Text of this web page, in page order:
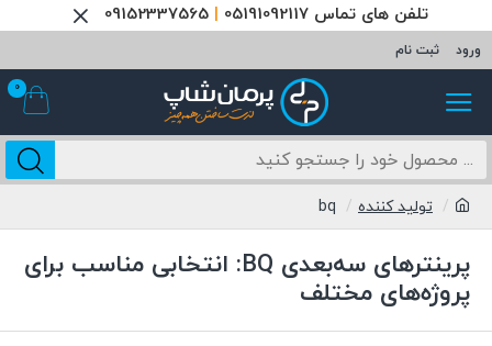
تلفن های تماس 05191092117 09152337565
ورود ثبت نام
0
تولید کننده bq
پرینترهای سه‌بعدی BQ: انتخابی مناسب برای
پروژه‌های مختلف